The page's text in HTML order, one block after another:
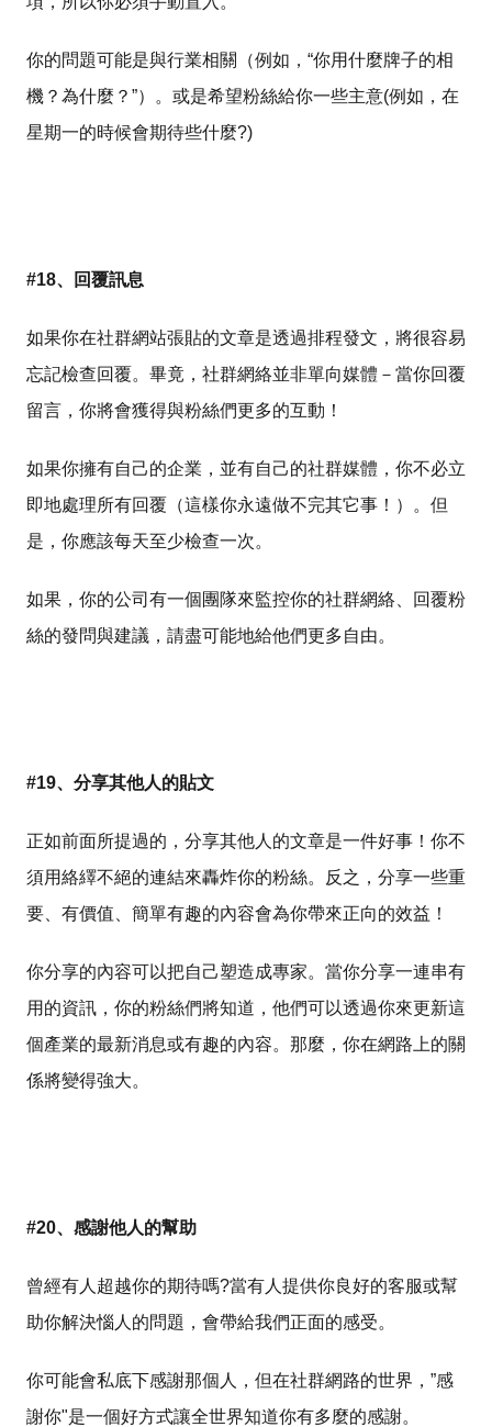
你的問題可能是與行業相關（例如，“你用什麼牌子的相
機？為什麼？”）。或是希望粉絲給你一些主意(例如，在
星期一的時候會期待些什麼?)
#18、回覆訊息
如果你在社群網站張貼的文章是透過排程發文，將很容易
忘記檢查回覆。畢竟，社群網絡並非單向媒體－當你回覆
留言，你將會獲得與粉絲們更多的互動！
如果你擁有自己的企業，並有自己的社群媒體，你不必立
即地處理所有回覆（這樣你永遠做不完其它事！）。但
是，你應該每天至少檢查一次。
如果，你的公司有一個團隊來監控你的社群網絡、回覆粉
絲的發問與建議，請盡可能地給他們更多自由。
#19、分享其他人的貼文
正如前面所提過的，分享其他人的文章是一件好事！你不
須用絡繹不絕的連結來轟炸你的粉絲。反之，分享一些重
要、有價值、簡單有趣的內容會為你帶來正向的效益！
你分享的內容可以把自己塑造成專家。當你分享一連串有
用的資訊，你的粉絲們將知道，他們可以透過你來更新這
個產業的最新消息或有趣的內容。那麼，你在網路上的關
係將變得強大。
#20、感謝他人的幫助
曾經有人超越你的期待嗎?當有人提供你良好的客服或幫
助你解決惱人的問題，會帶給我們正面的感受。
你可能會私底下感謝那個人，但在社群網路的世界，”感
謝你"是一個好方式讓全世界知道你有多麼的感謝。